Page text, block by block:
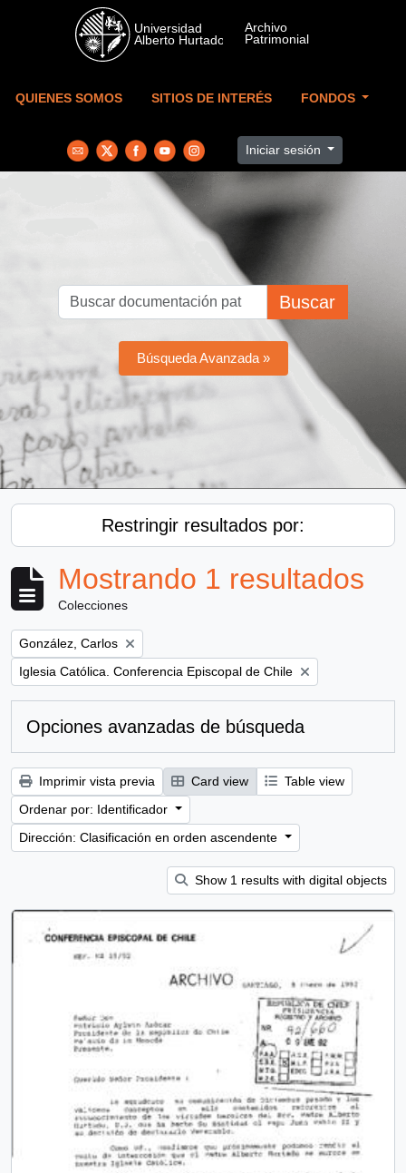
Skip to main content
QUIENES SOMOS SITIOS DE INTERÉS FONDOS
Iniciar sesión
Buscar
Búsqueda Avanzada »
Restringir resultados por:
Mostrando 1 resultados
Colecciones
Remove filter:
González, Carlos
Remove filter:
Iglesia Católica. Conferencia Episcopal de Chile
Opciones avanzadas de búsqueda
Imprimir vista previa Card view
Table view
Ordenar por: Identificador
Dirección: Clasificación en orden ascendente
Show 1 results with digital objects